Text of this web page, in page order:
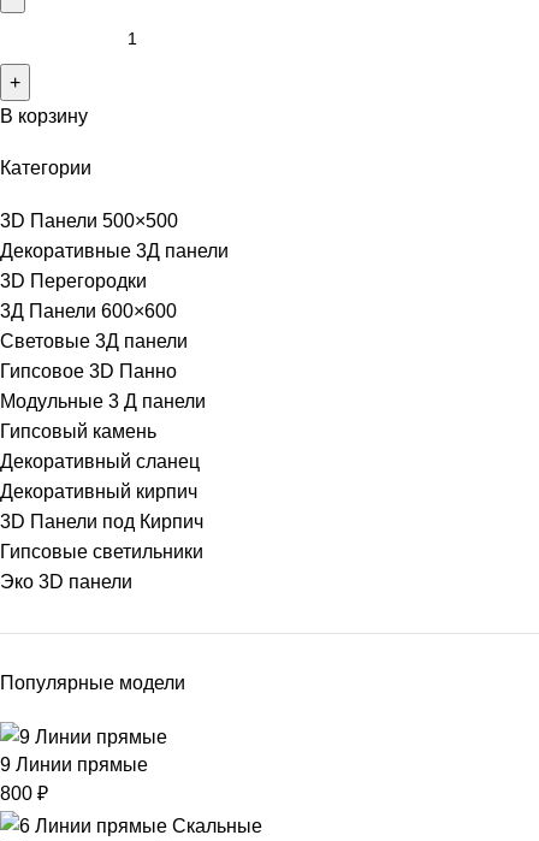
Категории
3D Панели 500×500
Декоративные 3Д панели
3D Перегородки
3Д Панели 600×600
Световые 3Д панели
Гипсовое 3D Панно
Модульные 3 Д панели
Гипсовый камень
Декоративный сланец
Декоративный кирпич
3D Панели под Кирпич
Гипсовые светильники
Эко 3D панели
Популярные модели
9 Линии прямые
800 ₽
В корзину